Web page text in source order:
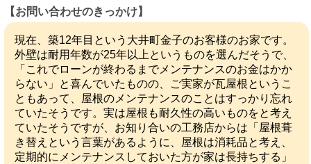
【お問い合わせのきっかけ】
現在、築12年目という大井町金子のお客様のお家です。
外壁は耐用年数が25年以上というものを選んだそうで、
「これでローンが終わるまでメンテナンスのお金はかか
らない」と喜んでいたものの、ご実家が瓦屋根というこ
ともあって、屋根のメンテナンスのことはすっかり忘れ
ていたそうです。実は屋根も耐久性の高いものをと考え
ていたそうですが、お知り合いの工務店からは「屋根葺
き替えという言葉があるように、屋根は消耗品と考え、
定期的にメンテナンスしておいた方が家は長持ちする」